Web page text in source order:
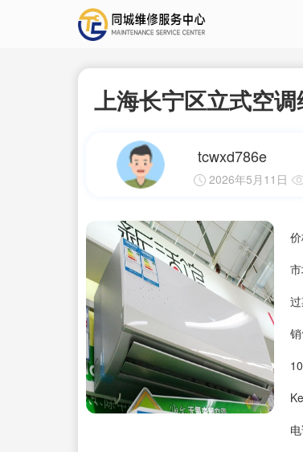
上海长宁区立式空
tcwxd786e
2026年5月11日
价